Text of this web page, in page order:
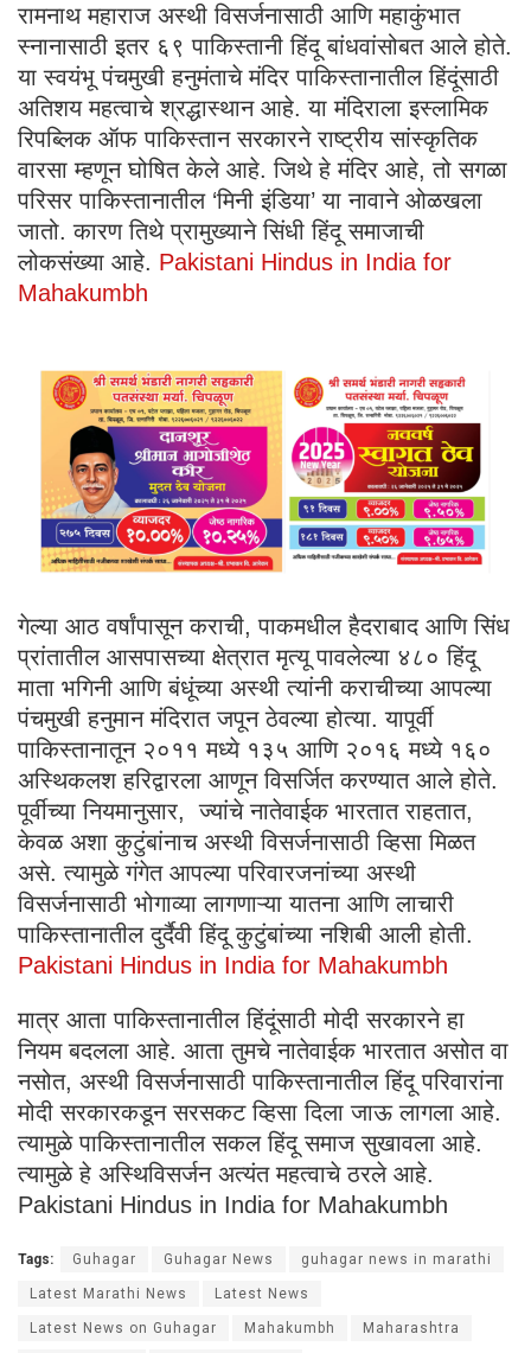
रामनाथ महाराज अस्थी विसर्जनासाठी आणि महाकुंभात
स्नानासाठी इतर ६९ पाकिस्तानी हिंदू बांधवांसोबत आले होते.
या स्वयंभू पंचमुखी हनुमंताचे मंदिर पाकिस्तानातील हिंदूंसाठी
अतिशय महत्वाचे श्रद्धास्थान आहे. या मंदिराला इस्लामिक
रिपब्लिक ऑफ पाकिस्तान सरकारने राष्ट्रीय सांस्कृतिक
वारसा म्हणून घोषित केले आहे. जिथे हे मंदिर आहे, तो सगळा
परिसर पाकिस्तानातील ‘मिनी इंडिया’ या नावाने ओळखला
जातो. कारण तिथे प्रामुख्याने सिंधी हिंदू समाजाची
लोकसंख्या आहे. Pakistani Hindus in India for
Mahakumbh
गेल्या आठ वर्षांपासून कराची, पाकमधील हैदराबाद आणि सिंध
प्रांतातील आसपासच्या क्षेत्रात मृत्यू पावलेल्या ४८० हिंदू
माता भगिनी आणि बंधूंच्या अस्थी त्यांनी कराचीच्या आपल्या
पंचमुखी हनुमान मंदिरात जपून ठेवल्या होत्या. यापूर्वी
पाकिस्तानातून २०११ मध्ये १३५ आणि २०१६ मध्ये १६०
अस्थिकलश हरिद्वारला आणून विसर्जित करण्यात आले होते.
पूर्वीच्या नियमानुसार, ज्यांचे नातेवाईक भारतात राहतात,
केवळ अशा कुटुंबांनाच अस्थी विसर्जनासाठी व्हिसा मिळत
असे. त्यामुळे गंगेत आपल्या परिवारजनांच्या अस्थी
विसर्जनासाठी भोगाव्या लागणाऱ्या यातना आणि लाचारी
पाकिस्तानातील दुर्दैवी हिंदू कुटुंबांच्या नशिबी आली होती.
Pakistani Hindus in India for Mahakumbh
मात्र आता पाकिस्तानातील हिंदूंसाठी मोदी सरकारने हा
नियम बदलला आहे. आता तुमचे नातेवाईक भारतात असोत वा
नसोत, अस्थी विसर्जनासाठी पाकिस्तानातील हिंदू परिवारांना
मोदी सरकारकडून सरसकट व्हिसा दिला जाऊ लागला आहे.
त्यामुळे पाकिस्तानातील सकल हिंदू समाज सुखावला आहे.
त्यामुळे हे अस्थिविसर्जन अत्यंत महत्वाचे ठरले आहे.
Pakistani Hindus in India for Mahakumbh
Tags: Guhagar Guhagar News guhagar news in marathi
Latest Marathi News Latest News
Latest News on Guhagar Mahakumbh Maharashtra